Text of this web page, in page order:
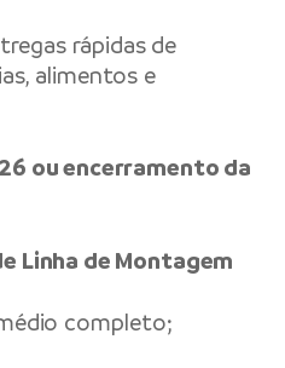
rápidas de
alimentos e
ou encerramento da
Linha de Montagem
completo;